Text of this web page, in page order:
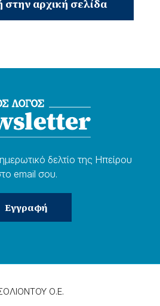
αρχική σελίδα
δελτίο της Ηπείρου
email σου.
Ο.Ε.